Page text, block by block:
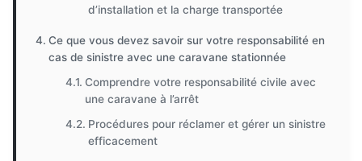
d’installation et la charge transportée
Ce que vous devez savoir sur votre responsabilité en
cas de sinistre avec une caravane stationnée
Comprendre votre responsabilité civile avec
une caravane à l’arrêt
Procédures pour réclamer et gérer un sinistre
efficacement